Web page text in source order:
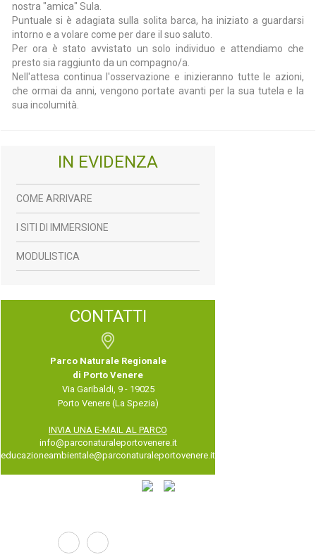
nostra "amica" Sula.
Puntuale si è adagiata sulla solita barca, ha iniziato a guardarsi
intorno e a volare come per dare il suo saluto.
Per ora è stato avvistato un solo individuo e attendiamo che
presto sia raggiunto da un compagno/a.
Nell'attesa continua l'osservazione e inizieranno tutte le azioni,
che ormai da anni, vengono portate avanti per la sua tutela e la
sua incolumità
CONTATTI
Parco Naturale Regionale
di Porto Venere
Via Garibaldi, 9 - 19025
Porto Venere (La Spezia)
INVIA UNA E-MAIL AL PARCO
info@parconaturaleportovenere.it
educazioneambientale@parconaturaleportovenere.it
IN EVIDENZA
COME ARRIVARE
I SITI DI IMMERSIONE
MODULISTICA